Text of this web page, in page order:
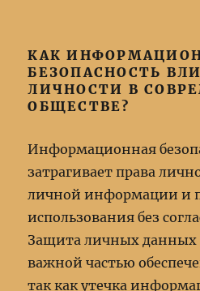
КАК
БЕЗОПАСНОСТЬ
ЛИЧНОСТИ В
ОБЩЕСТВЕ?
Информационная
затрагивает права
личной информации и
использования без
Защита личных данных
важной частью
так как утечка